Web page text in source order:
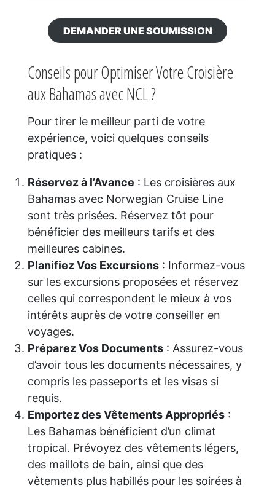
DEMANDER UNE SOUMISSION
Conseils pour Optimiser Votre Croisière
aux Bahamas avec NCL ?
Pour tirer le meilleur parti de votre
expérience, voici quelques conseils
pratiques :
Réservez à l’Avance : Les croisières aux
Bahamas avec Norwegian Cruise Line
sont très prisées. Réservez tôt pour
bénéficier des meilleurs tarifs et des
meilleures cabines.
Planifiez Vos Excursions: Informez-vous
sur les excursions proposées et réservez
celles qui correspondent le mieux à vos
intérêts auprès de votre conseiller en
voyages.
Préparez Vos Documents: Assurez-vous
d’avoir tous les documents nécessaires, y
compris les passeports et les visas si
requis.
Emportez des Vêtements Appropriés:
Les Bahamas bénéficient d’un climat
tropical. Prévoyez des vêtements légers,
des maillots de bain, ainsi que des
vêtements plus habillés pour les soirées à